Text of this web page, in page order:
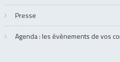
Presse
Agenda : les évènements de vos